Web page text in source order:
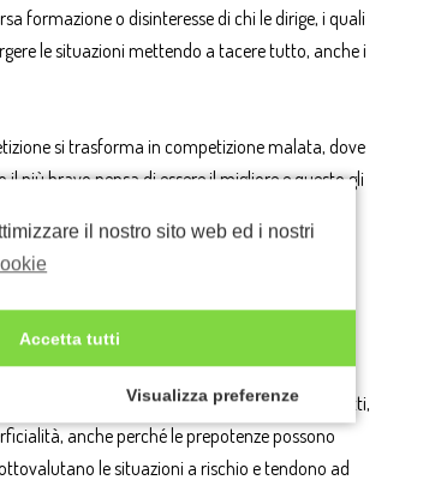
il nostro sito web ed i nostri
Accetta tutti
Visualizza preferenze
formazione o disinteresse di chi le dirige, i quali
le situazioni mettendo a tacere tutto, anche i
si trasforma in competizione malata, dove
più bravo pensa di essere il migliore e questo gli
sono alla mercé dei prepotenti. Anche qui
il legislatore pretende competenze psico-
che maltratta un bambino è
vessatorio, che oltre a non considerato
ma non è assolutamente vero: conflitti,
anche perché le prepotenze possono
le situazioni a rischio e tendono ad